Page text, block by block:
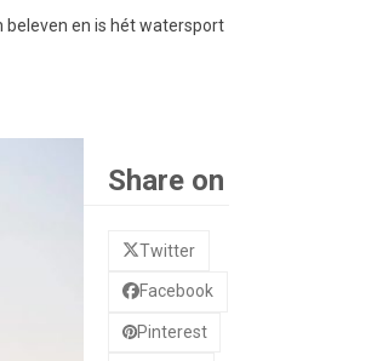
beleven en is hét watersport
Share on
Twitter
Facebook
Pinterest